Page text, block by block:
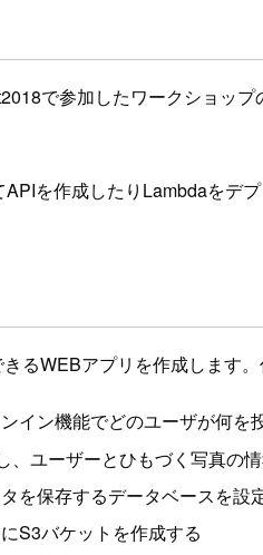
で参加したワークショッ
を作成したりLambdaをデ
るWEBアプリを作成します。
イン機能でどのユーザが何を
、ユーザーとひもづく写真の
を保存するデータベースを設
S3バケットを作成する